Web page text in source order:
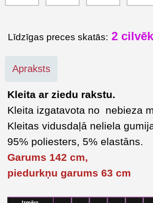
Līdzīgas preces skatās: 2
Apraksts
Kleita ar ziedu rakstu.
Kleita izgatavota no nebieza
Kleitas vidusdaļā neliela
95% poliesters, 5% elastāns.
Garums 142 cm,
piedurkņu garums 63 cm